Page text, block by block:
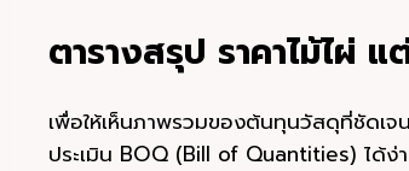
ตารางสรุป ราคาไม้ไผ่
เพื่อให้เห็นภาพรวมของต้นทุนวัสดุที่ชัดเจ
ประเมิน BOQ (Bill of Quantities) ได้